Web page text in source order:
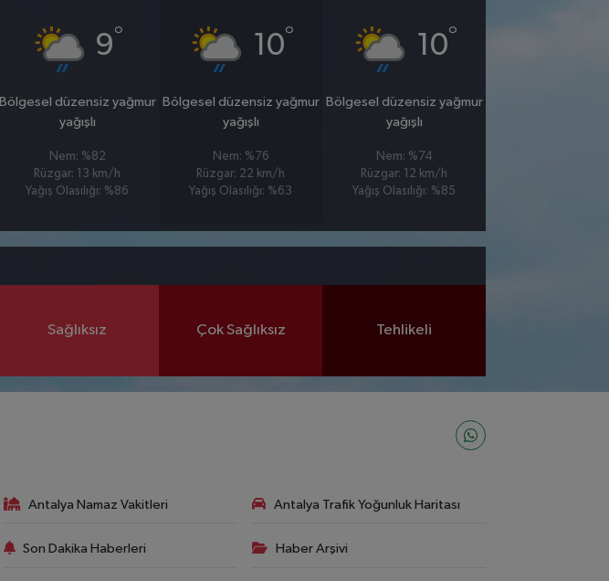
9°
Bölgesel düzensiz yağmur
yağışlı
Nem: %82
Rüzgar: 13 km/h
Yağış Olasılığı: %86
10°
Bölgesel düzensiz yağmur
yağışlı
Nem: %76
Rüzgar: 22 km/h
Yağış Olasılığı: %63
10°
Bölgesel düzensiz yağmur
yağışlı
Nem: %74
Rüzgar: 12 km/h
Yağış Olasılığı: %85
Sağlıksız Çok Sağlıksız Tehlikeli
Antalya Namaz Vakitleri Antalya Trafik Yoğunluk Haritası
Son Dakika Haberleri Haber Arşivi